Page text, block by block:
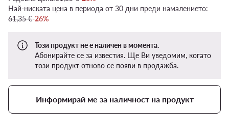
Най-ниската цена в периода от 30 дни преди намалението:
61,35 €-26%
Този продукт не е наличен в момента.
Абонирайте се за известия. Ще Ви уведомим, когато
този продукт отново се появи в продажба.
Информирай ме за наличност на продукт